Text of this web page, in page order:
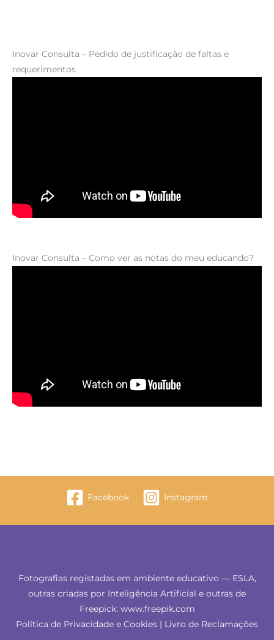
Inovar Consulta – Pedido de justificação de faltas e
requerimentos
Inovar Consulta – Como ver as notas do meu educando?
Facebook Instagram
Fotografias registadas em ambiente educativo — ESLA,
outras criadas por Inteligência Artificial e outras de
Freepick: www.freepik.com
Política de Privacidade e Cookies | Livro de Reclamações